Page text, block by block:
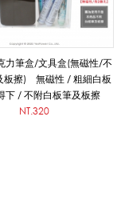
力筆盒/文具盒(無磁性/不
板擦) 無磁性 / 粗細白板
下 / 不附白板筆及板擦
NT.320